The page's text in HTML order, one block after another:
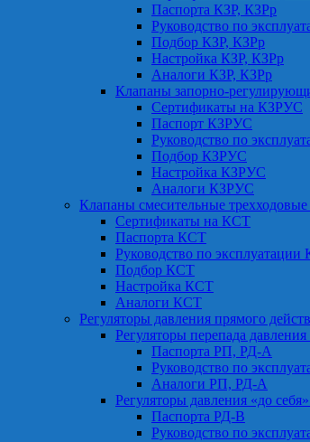
Паспорта КЗР, КЗРр
Руководство по
Подбор КЗР, КЗРр
Настройка КЗР, КЗРр
Аналоги КЗР, КЗРр
Клапаны запорно-
Сертификаты на КЗРУС
Паспорт КЗРУС
Руководство по
Подбор КЗРУС
Настройка КЗРУС
Аналоги КЗРУС
Клапаны смесительные
Сертификаты на КСТ
Паспорта КСТ
Руководство по
Подбор КСТ
Настройка КСТ
Аналоги КСТ
Регуляторы давления прямого
Регуляторы перепада
Паспорта РП, РД-А
Руководство по
Аналоги РП, РД-А
Регуляторы давления «до
Паспорта РД-В
Руководство по